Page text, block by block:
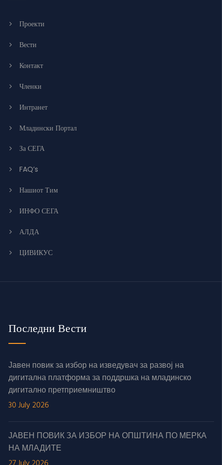
Проекти
Вести
Контакт
Членки
Интранет
Младински Портал
За СЕГА
FAQ’s
Нашиот Тим
ИНФО СЕГА
АЛДА
ЦИВИКУС
Последни Вести
Јавен повик за избор на изведувач за развој на
дигитална платформа за поддршка на младинско
дигитално претприемништво
30 July 2026
ЈАВЕН ПОВИК ЗА ИЗБОР НА ОПШТИНА ПО МЕРКА
НА МЛАДИТЕ